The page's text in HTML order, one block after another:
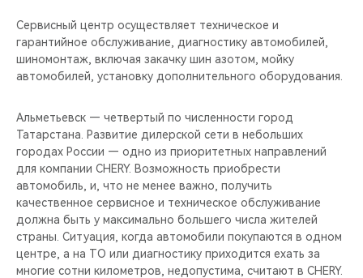
Сервисный центр осуществляет техническое и
гарантийное обслуживание, диагностику автомобилей,
шиномонтаж, включая закачку шин азотом, мойку
автомобилей, установку дополнительного оборудования.
Альметьевск — четвертый по численности город
Татарстана. Развитие дилерской сети в небольших
городах России — одно из приоритетных направлений
для компании CHERY. Возможность приобрести
автомобиль, и, что не менее важно, получить
качественное сервисное и техническое обслуживание
должна быть у максимально большего числа жителей
страны. Ситуация, когда автомобили покупаются в одном
центре, а на ТО или диагностику приходится ехать за
многие сотни километров, недопустима, считают в CHERY.